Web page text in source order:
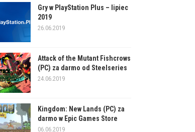
Gry w PlayStation Plus – lipiec
2019
26.06.2019
Attack of the Mutant Fishcrows
(PC) za darmo od Steelseries
24.06.2019
Kingdom: New Lands (PC) za
darmo w Epic Games Store
06.06.2019